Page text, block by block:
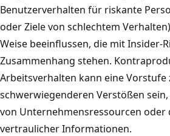
Benutzerverhalten für riskante
oder Ziele von schlechtem
Weise beeinflussen, die mit Insider-
Zusammenhang stehen.
Arbeitsverhalten kann eine Vorstufe
schwerwiegenderen Verstößen sein,
von Unternehmensressourcen oder
vertraulicher Informationen.